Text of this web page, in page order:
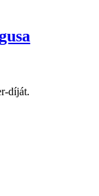
díját.